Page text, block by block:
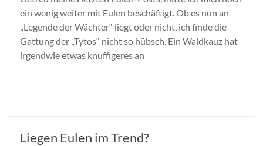
ein wenig weiter mit Eulen beschäftigt. Ob es nun an
„Legende der Wächter“ liegt oder nicht, ich finde die
Gattung der „Tytos“ nicht so hübsch. Ein Waldkauz hat
irgendwie etwas knuffigeres an
Liegen Eulen im Trend?